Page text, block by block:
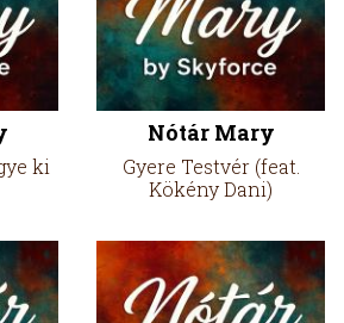
ki
Nótár Mary
Gyere Testvér (feat.
Kökény Dani)